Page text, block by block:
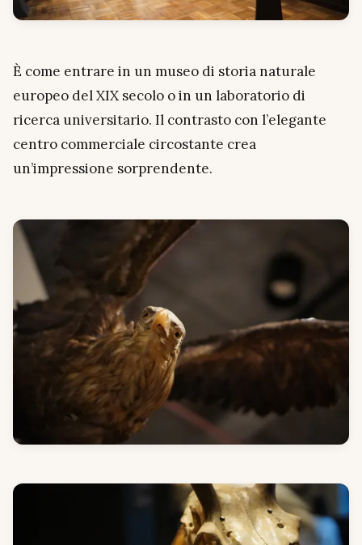
È come entrare in un museo di storia naturale
europeo del XIX secolo o in un laboratorio di
ricerca universitario. Il contrasto con l’elegante
centro commerciale circostante crea
un’impressione sorprendente.